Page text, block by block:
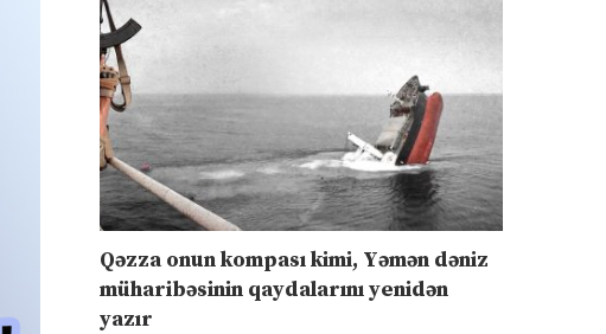
Qəzza onun kompası kimi, Yəmən dəniz
müharibəsinin qaydalarını yenidən
yazır